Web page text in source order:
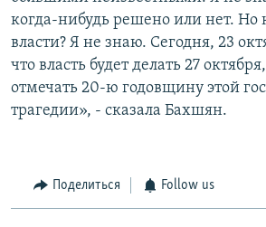
когда-нибудь решено или нет. Но
власти? Я не знаю. Сегодня, 23
что власть будет делать 27
отмечать 20-ю годовщину этой
трагедии», - сказала Бахшян.
Поделиться Follow us